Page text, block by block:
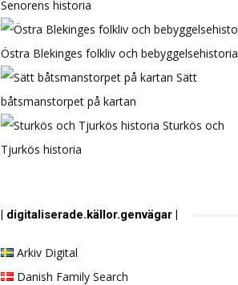
Senorens historia
Östra Blekinges folkliv och bebyggelsehistoria
Sätt
båtsmanstorpet på kartan
Sturkös och
Tjurkös historia
| digitaliserade.källor.genvägar |
Arkiv Digital
Danish Family Search